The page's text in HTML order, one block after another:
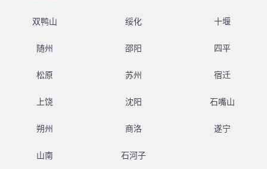
双鸭山 绥化 十堰
随州 邵阳 四平
松原 苏州 宿迁
上饶 沈阳 石嘴山
朔州 商洛 遂宁
山南 石河子